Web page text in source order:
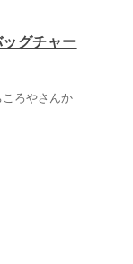
グチャー
ろやさんか